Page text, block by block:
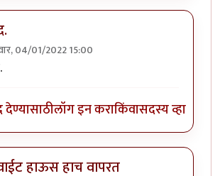
04/01/2022 15:00
देण्यासाठीलॉग इन कराकिंवासदस्य व्हा
हाऊस हाच वापरत